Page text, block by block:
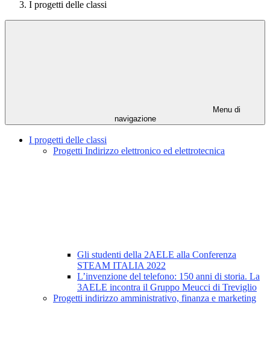
I progetti delle classi
Menu di
navigazione
I progetti delle classi
Progetti Indirizzo elettronico ed elettrotecnica
Gli studenti della 2AELE alla Conferenza
STEAM ITALIA 2022
L’invenzione del telefono: 150 anni di storia. La
3AELE incontra il Gruppo Meucci di Treviglio
Progetti indirizzo amministrativo, finanza e marketing